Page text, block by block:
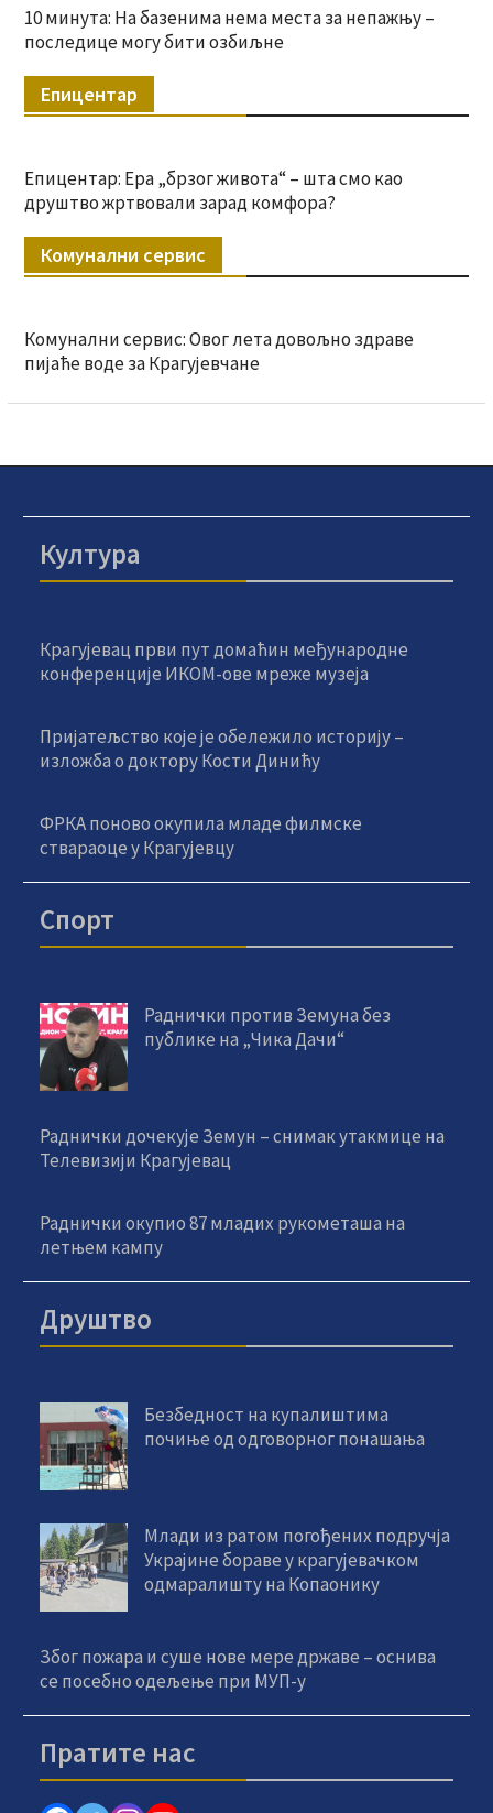
10 минута: На базенима нема места за непажњу –
последице могу бити озбиљне
Епицентар
Епицентар: Ера „брзог живота“ – шта смо као
друштво жртвовали зарад комфора?
Комунални сервис
Комунални сервис: Овог лета довољно здраве
пијаће воде за Крагујевчане
Култура
Крагујевац први пут домаћин међународне
конференције ИКОМ-ове мреже музеја
Пријатељство које је обележило историју –
изложба о доктору Кости Динићу
ФРКА поново окупила младе филмске
ствараоце у Крагујевцу
Спорт
Раднички против Земуна без
публике на „Чика Дачи“
Раднички дочекује Земун – снимак утакмице на
Телевизији Крагујевац
Раднички окупио 87 младих рукометаша на
летњем кампу
Друштво
Безбедност на купалиштима
почиње од одговорног понашања
Млади из ратом погођених подручја
Украјине бораве у крагујевачком
одмаралишту на Копаонику
Због пожара и суше нове мере државе – оснива
се посебно одељење при МУП-у
Пратите нас